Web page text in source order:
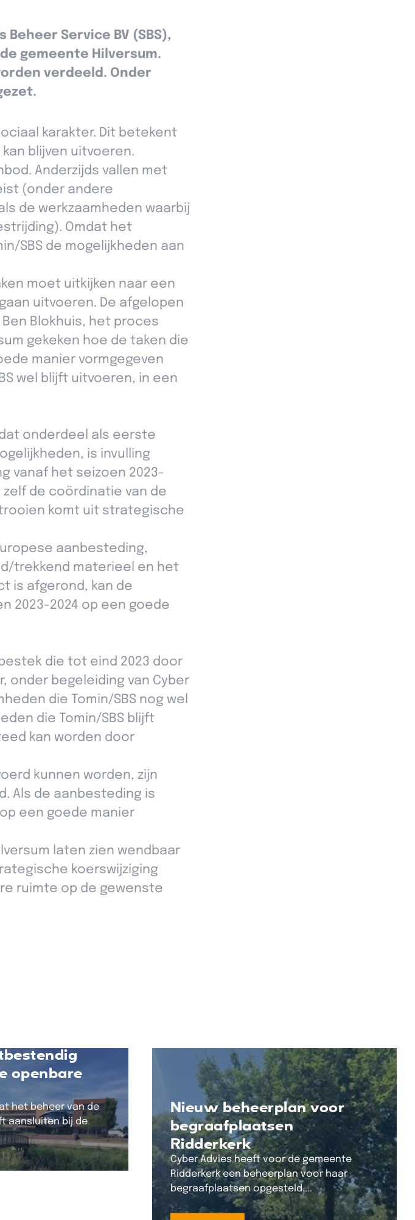
Service BV (SBS),
gemeente Hilversum.
verdeeld. Onder
karakter. Dit betekent
blijven uitvoeren.
Anderzijds vallen met
(onder andere
de werkzaamheden waarbij
Omdat het
SBS de mogelijkheden aan
moet uitkijken naar een
uitvoeren. De afgelopen
Blokhuis, het proces
gekeken hoe de taken die
manier vormgegeven
wel blijft uitvoeren, in een
onderdeel als eerste
is invulling
vanaf het seizoen 2023-
zelf de coördinatie van de
komt uit strategische
aanbesteding,
trekkend materieel en het
is afgerond, kan de
2023-2024 op een goede
die tot eind 2023 door
onder begeleiding van Cyber
die Tomin/SBS nog wel
die Tomin/SBS blijft
kan worden door
kunnen worden, zijn
Als de aanbesteding is
een goede manier
laten zien wendbaar
koerswijziging
ruimte op de gewenste
openbare
het beheer van de
aansluiten bij de
Nieuw beheerplan voor
begraafplaatsen
Ridderkerk
Cyber Advies heeft voor de gemeente
Ridderkerk een beheerplan voor haar
begraafplaatsen opgesteld....